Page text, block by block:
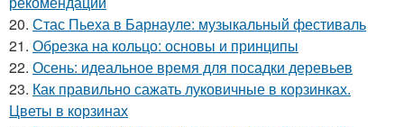
20. Стас Пьеха в Барнауле: музыкальный фестиваль
21. Обрезка на кольцо: основы и принципы
22. Осень: идеальное время для посадки деревьев
23. Как правильно сажать луковичные в корзинках.
Цветы в корзинах